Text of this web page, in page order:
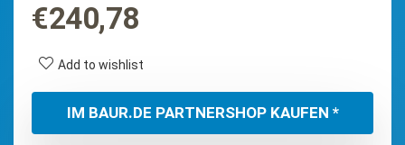
€240,78
Add to wishlist
IM BAUR.DE PARTNERSHOP KAUFEN *